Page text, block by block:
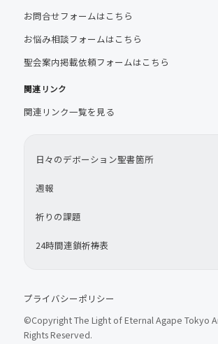
お問合せフォームはこちら
お悩み相談フォームはこちら
聖会案内掲載依頼フォームはこちら
関連リンク
関連リンク一覧を見る
日々のデボーション聖書箇所
週報
祈りの課題
24時間連鎖祈祷表
プライバシーポリシー
©Copyright The Light of Eternal Agape Tokyo
Rights Reserved.